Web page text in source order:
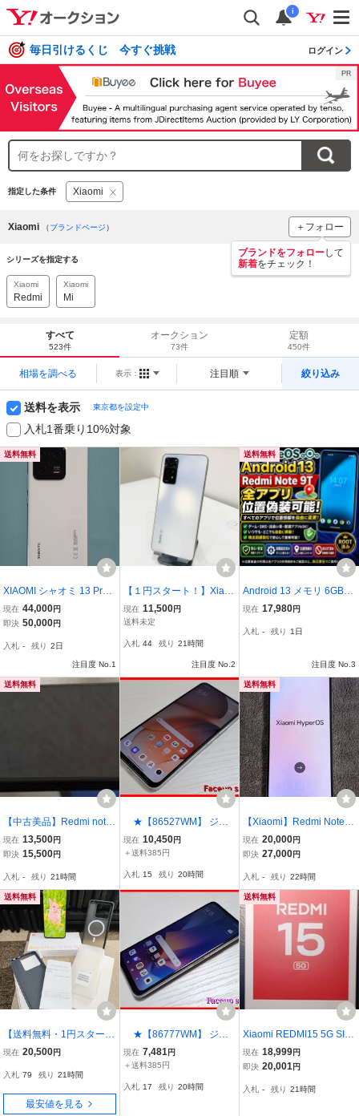
i
毎日引けるくじ 今すぐ挑戦 ログイン
指定した条件 Xiaomi
Xiaomi （ブランドページ） ＋フォロー
ブランドをフォローして
新着をチェック！
シリーズを指定する
Xiaomi
Redmi
Xiaomi
Mi
すべて
523件
オークション
73件
定額
450件
相場を調べる 表示： 注目順 絞り込み
送料を表示 東京都を設定中
入札1番乗り10%対象
送料無料
XIAOMI シャオミ 13 Pro
セラミックホワイト グロ
ーバル版 12GB/512GB
現在 44,000円
即決 50,000円
入札 - 残り 2日
注目度 No.1
【１円スタート！】Xiao
mi Redmi Note 11 Pro 5G
128GB スマートフォン 本
確認済 初期化済 / SP36-
現在 11,500円
送料未定
入札 44 残り 21時間
注目度 No.2
送料無料
Android 13 メモリ 6GB N
ote 9T SIMフリー 全アプ
○ 位置偽造 マップ ゲーム
現在 17,980円
入札 - 残り 1日
注目度 No.3
送料無料
【中古美品】Redmi note
11 pro 5g グラファイトグ
レー
現在 13,500円
即決 15,500円
入札 - 残り 21時間
★【86527WM】 ジャ
ンク au XIG03 Xiaomi Re
dmi 12 5G ポーラーシル
現在 10,450円
＋送料385円
入札 15 残り 20時間
送料無料
【Xiaomi】Redmi Note 1
2 Pro+ 5G グローバル版
現在 20,000円
即決 27,000円
入札 - 残り 22時間
送料無料
【送料無料・1円スター
ト】 美品 Xiaomi Redmi
イトブラック 付属品あり
SIMフリー スマホ DSDV
eSIM対応 Black
現在 20,500円
入札 79 残り 21時間
最安値を見る
★【86777WM】 ジャ
ンク UQmobile XIG02 Xia
omi Redmi Note 10 JE ク
タ !
現在 7,481 円
＋送料385円
入札 17 残り 20時間
送料無料
Xiaomi REDMI15 5G SIM
フリー SoftBank版 A501X
M ミッドナイトブラック
現在 18,999円
即決 20,001 円
入札 - 残り 21時間